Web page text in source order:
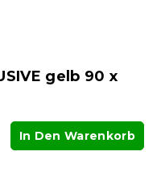
gelb 90 x
In Den Warenkorb